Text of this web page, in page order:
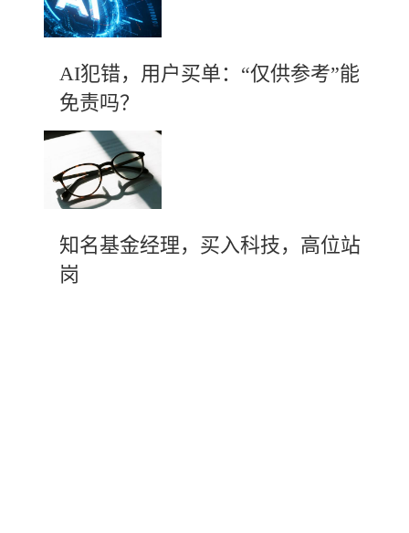
AI犯错，用户买单：“仅供参考”能
免责吗？
知名基金经理，买入科技，高位站
岗